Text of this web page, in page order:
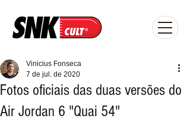
Fotos oficiais das duas versões do
Air Jordan 6 "Quai 54"
Vinicius Fonseca
7 de jul. de 2020